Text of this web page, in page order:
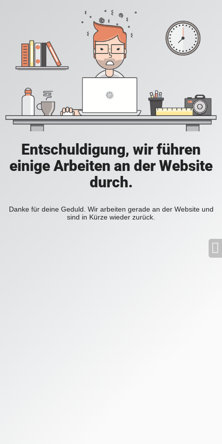
Entschuldigung, wir führen
einige Arbeiten an der Website
durch.
Danke für deine Geduld. Wir arbeiten gerade an der Website und
sind in Kürze wieder zurück.